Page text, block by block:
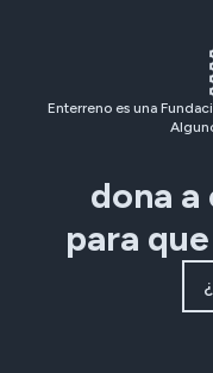
Enterreno es una
dona
para